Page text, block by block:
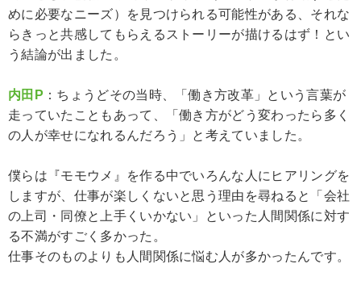
めに必要なニーズ）を見つけられる可能性がある、それな
らきっと共感してもらえるストーリーが描けるはず！とい
う結論が出ました。
内田P ：ちょうどその当時、「働き方改革」という言葉が
走っていたこともあって、「働き方がどう変わったら多く
の人が幸せになれるんだろう」と考えていました。
僕らは『モモウメ』を作る中でいろんな人にヒアリングを
しますが、仕事が楽しくないと思う理由を尋ねると「会社
の上司・同僚と上手くいかない」といった人間関係に対す
る不満がすごく多かった。
仕事そのものよりも人間関係に悩む人が多かったんです。